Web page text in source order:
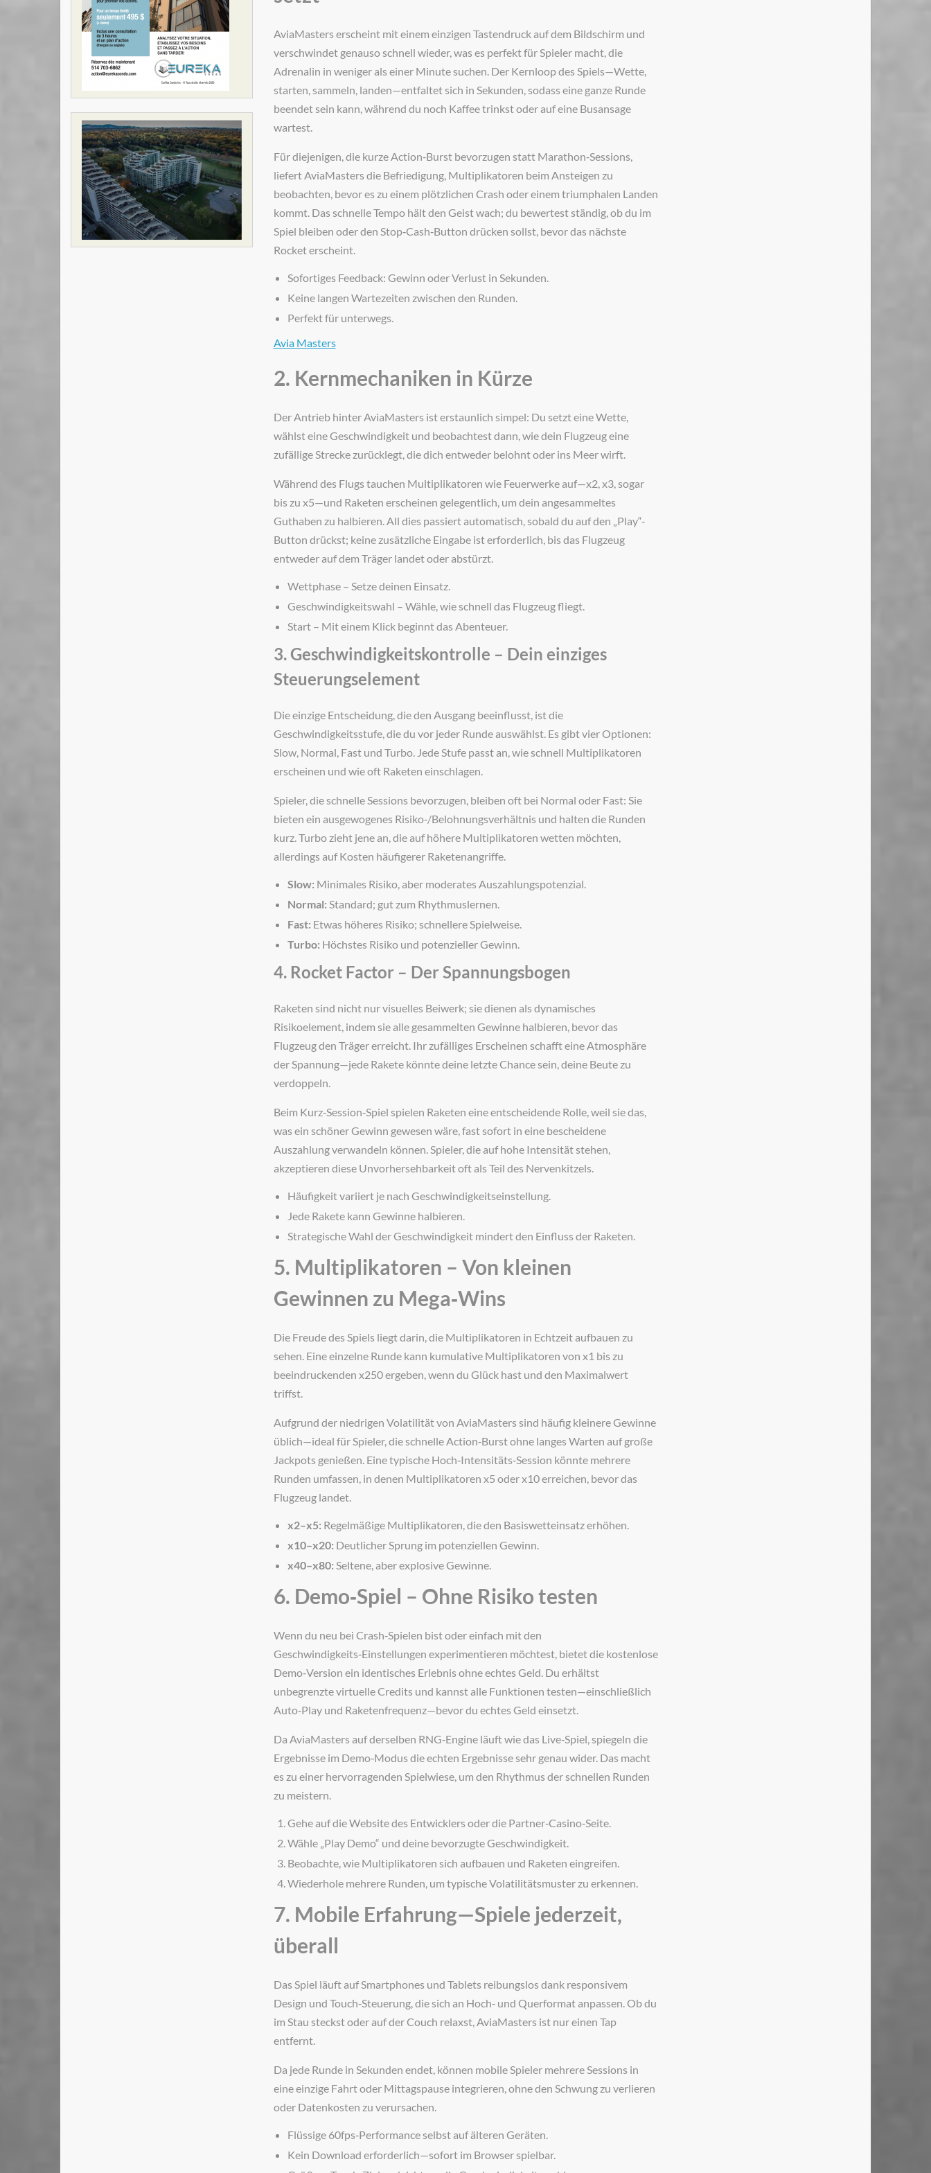
AviaMasters erscheint mit einem einzigen Tastendruck auf dem Bildschirm und
verschwindet genauso schnell wieder, was es perfekt für Spieler macht, die
Adrenalin in weniger als einer Minute suchen. Der Kernloop des Spiels—Wette,
starten, sammeln, landen—entfaltet sich in Sekunden, sodass eine ganze Runde
beendet sein kann, während du noch Kaffee trinkst oder auf eine Busansage
wartest.
Für diejenigen, die kurze Action‑Burst bevorzugen statt Marathon‑Sessions,
liefert AviaMasters die Befriedigung, Multiplikatoren beim Ansteigen zu
beobachten, bevor es zu einem plötzlichen Crash oder einem triumphalen Landen
kommt. Das schnelle Tempo hält den Geist wach; du bewertest ständig, ob du im
Spiel bleiben oder den Stop‑Cash‑Button drücken sollst, bevor das nächste
Rocket erscheint.
Sofortiges Feedback: Gewinn oder Verlust in Sekunden.
Keine langen Wartezeiten zwischen den Runden.
Perfekt für unterwegs.
Avia Masters
2. Kernmechaniken in Kürze
Der Antrieb hinter AviaMasters ist erstaunlich simpel: Du setzt eine Wette,
wählst eine Geschwindigkeit und beobachtest dann, wie dein Flugzeug eine
zufällige Strecke zurücklegt, die dich entweder belohnt oder ins Meer wirft.
Während des Flugs tauchen Multiplikatoren wie Feuerwerke auf—x2, x3, sogar
bis zu x5—und Raketen erscheinen gelegentlich, um dein angesammeltes
Guthaben zu halbieren. All dies passiert automatisch, sobald du auf den „Play“-
Button drückst; keine zusätzliche Eingabe ist erforderlich, bis das Flugzeug
entweder auf dem Träger landet oder abstürzt.
Wettphase – Setze deinen Einsatz.
Geschwindigkeitswahl – Wähle, wie schnell das Flugzeug fliegt.
Start – Mit einem Klick beginnt das Abenteuer.
3. Geschwindigkeitskontrolle – Dein einziges
Steuerungselement
Die einzige Entscheidung, die den Ausgang beeinflusst, ist die
Geschwindigkeitsstufe, die du vor jeder Runde auswählst. Es gibt vier Optionen:
Slow, Normal, Fast und Turbo. Jede Stufe passt an, wie schnell Multiplikatoren
erscheinen und wie oft Raketen einschlagen.
Spieler, die schnelle Sessions bevorzugen, bleiben oft bei Normal oder Fast: Sie
bieten ein ausgewogenes Risiko‑/Belohnungsverhältnis und halten die Runden
kurz. Turbo zieht jene an, die auf höhere Multiplikatoren wetten möchten,
allerdings auf Kosten häufigerer Raketenangriffe.
Slow: Minimales Risiko, aber moderates Auszahlungspotenzial.
Normal: Standard; gut zum Rhythmuslernen.
Fast: Etwas höheres Risiko; schnellere Spielweise.
Turbo: Höchstes Risiko und potenzieller Gewinn.
4. Rocket Factor – Der Spannungsbogen
Raketen sind nicht nur visuelles Beiwerk; sie dienen als dynamisches
Risikoelement, indem sie alle gesammelten Gewinne halbieren, bevor das
Flugzeug den Träger erreicht. Ihr zufälliges Erscheinen schafft eine Atmosphäre
der Spannung—jede Rakete könnte deine letzte Chance sein, deine Beute zu
verdoppeln.
Beim Kurz‑Session‑Spiel spielen Raketen eine entscheidende Rolle, weil sie das,
was ein schöner Gewinn gewesen wäre, fast sofort in eine bescheidene
Auszahlung verwandeln können. Spieler, die auf hohe Intensität stehen,
akzeptieren diese Unvorhersehbarkeit oft als Teil des Nervenkitzels.
Häufigkeit variiert je nach Geschwindigkeitseinstellung.
Jede Rakete kann Gewinne halbieren.
Strategische Wahl der Geschwindigkeit mindert den Einfluss der Raketen.
5. Multiplikatoren – Von kleinen
Gewinnen zu Mega‑Wins
Die Freude des Spiels liegt darin, die Multiplikatoren in Echtzeit aufbauen zu
sehen. Eine einzelne Runde kann kumulative Multiplikatoren von x1 bis zu
beeindruckenden x250 ergeben, wenn du Glück hast und den Maximalwert
triffst.
Aufgrund der niedrigen Volatilität von AviaMasters sind häufig kleinere Gewinne
üblich—ideal für Spieler, die schnelle Action‑Burst ohne langes Warten auf große
Jackpots genießen. Eine typische Hoch‑Intensitäts‑Session könnte mehrere
Runden umfassen, in denen Multiplikatoren x5 oder x10 erreichen, bevor das
Flugzeug landet.
x2–x5: Regelmäßige Multiplikatoren, die den Basiswetteinsatz erhöhen.
x10–x20: Deutlicher Sprung im potenziellen Gewinn.
x40–x80: Seltene, aber explosive Gewinne.
6. Demo‑Spiel – Ohne Risiko testen
Wenn du neu bei Crash‑Spielen bist oder einfach mit den
Geschwindigkeits‑Einstellungen experimentieren möchtest, bietet die kostenlose
Demo‑Version ein identisches Erlebnis ohne echtes Geld. Du erhältst
unbegrenzte virtuelle Credits und kannst alle Funktionen testen—einschließlich
Auto‑Play und Raketenfrequenz—bevor du echtes Geld einsetzt.
Da AviaMasters auf derselben RNG‑Engine läuft wie das Live‑Spiel, spiegeln die
Ergebnisse im Demo‑Modus die echten Ergebnisse sehr genau wider. Das macht
es zu einer hervorragenden Spielwiese, um den Rhythmus der schnellen Runden
zu meistern.
Gehe auf die Website des Entwicklers oder die Partner‑Casino‑Seite.
Wähle „Play Demo“ und deine bevorzugte Geschwindigkeit.
Beobachte, wie Multiplikatoren sich aufbauen und Raketen eingreifen.
Wiederhole mehrere Runden, um typische Volatilitätsmuster zu erkennen.
7. Mobile Erfahrung—Spiele jederzeit,
überall
Das Spiel läuft auf Smartphones und Tablets reibungslos dank responsivem
Design und Touch‑Steuerung, die sich an Hoch‑ und Querformat anpassen. Ob du
im Stau steckst oder auf der Couch relaxst, AviaMasters ist nur einen Tap
entfernt.
Da jede Runde in Sekunden endet, können mobile Spieler mehrere Sessions in
eine einzige Fahrt oder Mittagspause integrieren, ohne den Schwung zu verlieren
oder Datenkosten zu verursachen.
Flüssige 60fps‑Performance selbst auf älteren Geräten.
Kein Download erforderlich—sofort im Browser spielbar.